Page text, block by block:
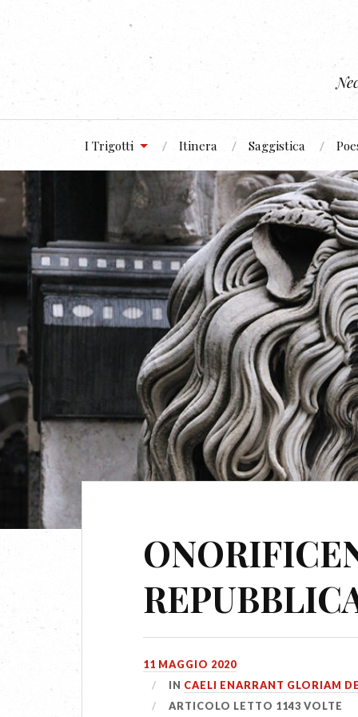
I Trigotti Itinera Saggistica
11 MAGGIO 2020
IN CAELI ENARRANT GLORIAM
ARTICOLO LETTO 1143 VOLTE